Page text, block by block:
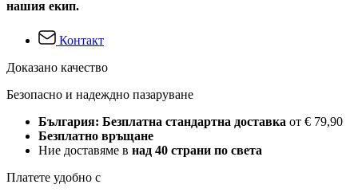
нашия екип.
Контакт
Доказано качество
Безопасно и надеждно пазаруване
България: Безплатна стандартна доставка от € 79,90
Безплатно връщане
Ние доставяме в над 40 страни по света
Платете удобно с